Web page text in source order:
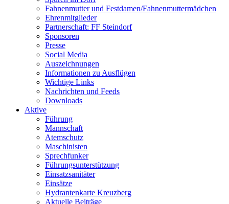
Fahnenmutter und Festdamen/Fahnenmuttermädchen
Ehrenmitglieder
Partnerschaft: FF Steindorf
Sponsoren
Presse
Social Media
Auszeichnungen
Informationen zu Ausflügen
Wichtige Links
Nachrichten und Feeds
Downloads
Aktive
Führung
Mannschaft
Atemschutz
Maschinisten
Sprechfunker
Führungsunterstützung
Einsatzsanitäter
Einsätze
Hydrantenkarte Kreuzberg
Aktuelle Beiträge